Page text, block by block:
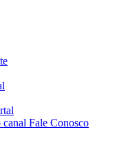
Fale Conosco